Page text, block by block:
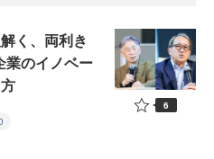
く、両利き
のイノベー
6